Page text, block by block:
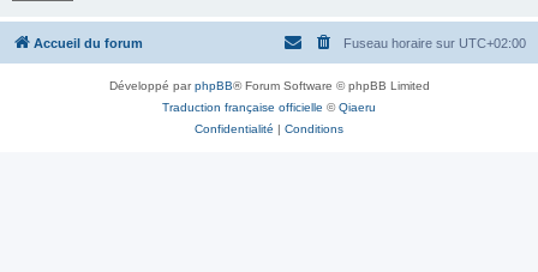
Accueil du forum Fuseau horaire sur UTC+02:00
Développé parphpBB® Forum Software © phpBB Limited
Traduction française officielle ©Qiaeru
Confidentialité | Conditions